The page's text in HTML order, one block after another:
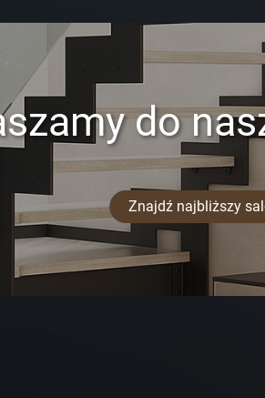
do
Znajdź najbliższy